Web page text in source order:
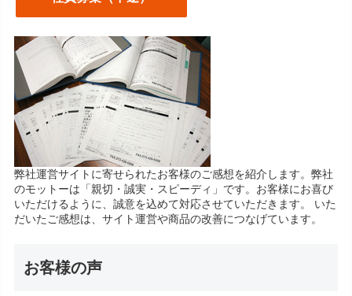
弊社運営サイトに寄せられたお客様のご感想を紹介します。弊社
のモットーは「親切・誠実・スピーディ」です。お客様にお喜び
いただけるように、誠意を込めて対応させていただきます。 いた
だいたご感想は、サイト運営や商品の改善につなげています。
お客様の声